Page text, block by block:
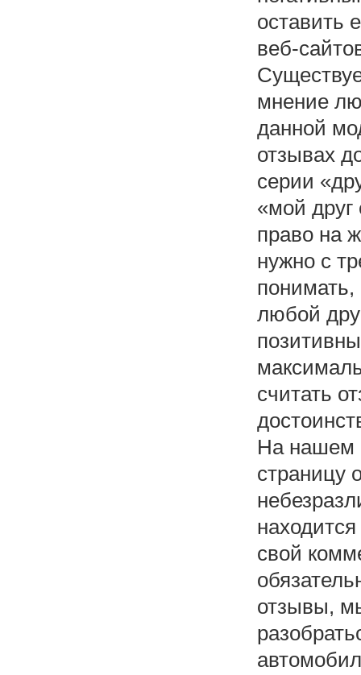
оставить
веб-
мнение
данной
отзывах
серии
«мой друг
право на
нужно с
любой
считать
На нашем
страницу
свой
отзывы,